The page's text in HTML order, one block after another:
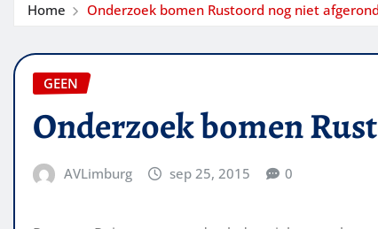
Home Onderzoek bomen Rustoord nog niet afgerond
GEEN
Onderzoek bomen
AVLimburg sep 25, 2015 0